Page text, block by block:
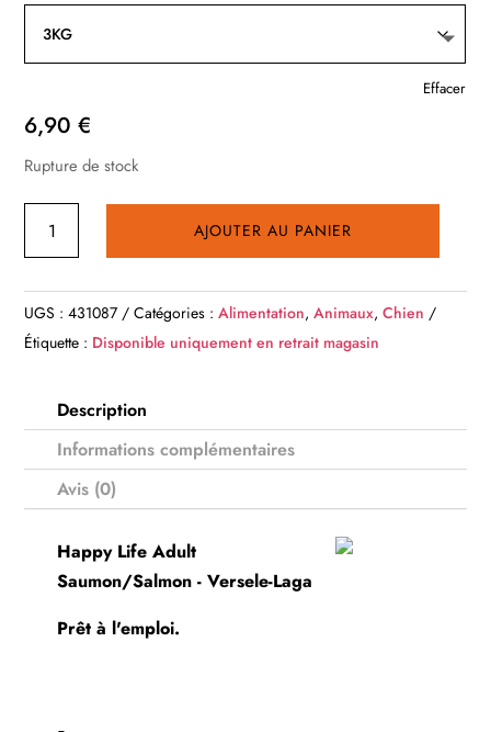
Effacer
6,90€
Rupture de stock
Life
Adult
Versele-
Laga
AJOUTER AU PANIER
UGS :431087 Catégories :Alimentation,Animaux,Chien
Étiquette : Disponible uniquement en retrait magasin
Description
Informations complémentaires
Avis (0)
Happy Life Adult
Saumon/Salmon - Versele-Laga
Prêt à l'emploi.